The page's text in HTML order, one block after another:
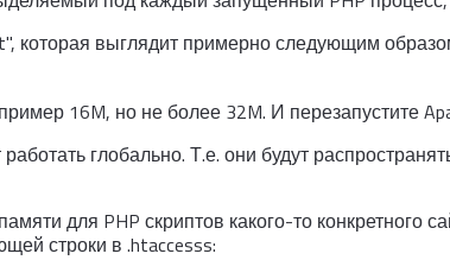
которая выглядит примерно следующим
16M, но не более 32M. И перезапустите
глобально. Т.е. они будут
для PHP скриптов какого-то конкретного
строки в .htaccesss: